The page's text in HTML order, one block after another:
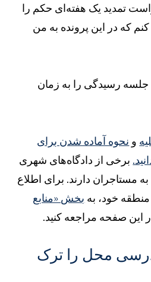
یک هفته‌ای حکم را
که در این پرونده به من
رسیدگی را به زمان
نحوه آماده شدن برای
برخی از دادگاه‌های شهری
دارند. برای اطلاع
خود، بهبخش «منابع
صفحه مراجعه کنید.
محل را ترک